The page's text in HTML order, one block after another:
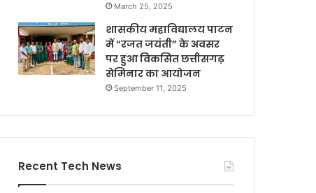
March 25, 2025
शासकीय महाविद्यालय पाटन
में “रजत जयंती” के अवसर
पर हुआ विकसित छत्तीसगढ़
सेमिनार का आयोजन
September 11, 2025
Recent Tech News